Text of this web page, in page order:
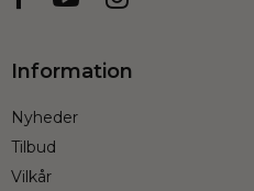
Information
Nyheder
Tilbud
Vilkår